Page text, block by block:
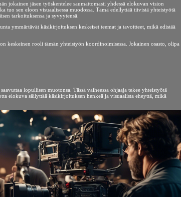
jokainen jäsen työskentelee saumattomasti yhdessä elokuvan vision
sen eloon visuaalisessa muodossa. Tämä edellyttää tiivistä yhteistyötä
tarkoituksensa ja syvyytensä.
ymmärtävät käsikirjoituksen keskeiset teemat ja tavoitteet, mikä edistää
keskeinen rooli tämän yhteistyön koordinoimisessa. Jokainen osasto, olipa
lopullisen muotonsa. Tässä vaiheessa ohjaaja tekee yhteistyötä
elokuva säilyttää käsikirjoituksen henkeä ja visuaalista eheyttä, mikä